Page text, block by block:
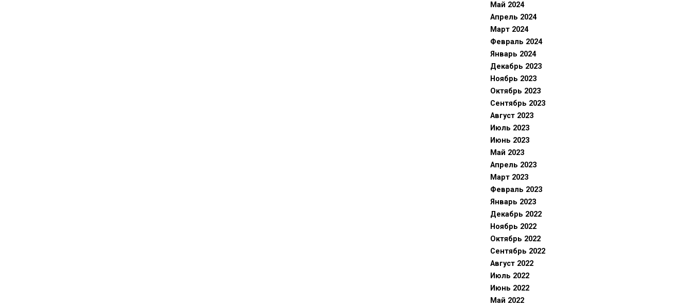
Май 2024
Апрель 2024
Март 2024
Февраль 2024
Январь 2024
Декабрь 2023
Ноябрь 2023
Октябрь 2023
Сентябрь 2023
Август 2023
Июль 2023
Июнь 2023
Май 2023
Апрель 2023
Март 2023
Февраль 2023
Январь 2023
Декабрь 2022
Ноябрь 2022
Октябрь 2022
Сентябрь 2022
Август 2022
Июль 2022
Июнь 2022
Май 2022